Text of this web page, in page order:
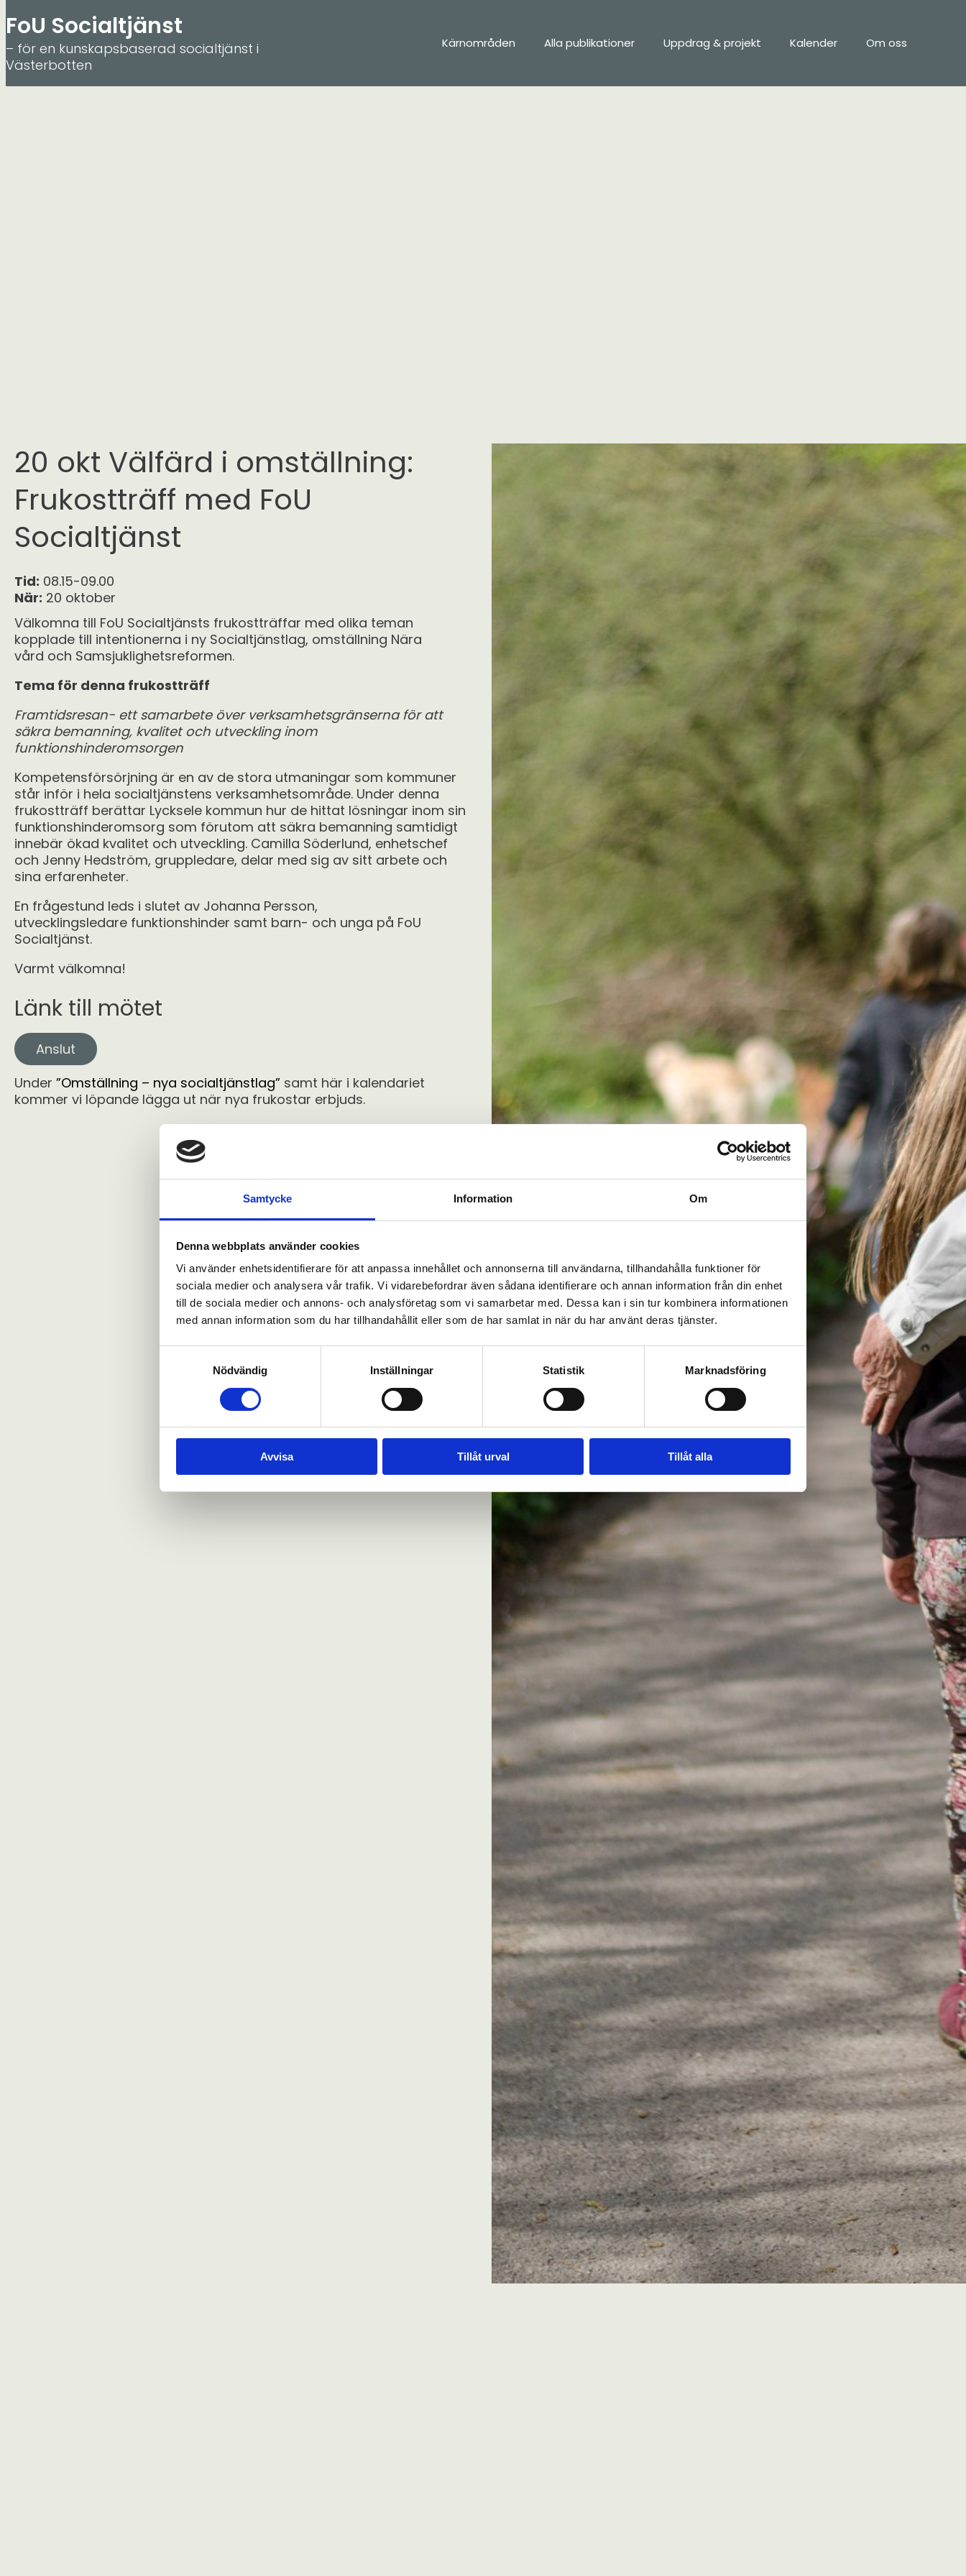
Samtycke Information Om
Denna webbplats använder cookies
Vi använder enhetsidentifierare för att anpassa innehållet och annonserna till användarna, tillhandahålla funktioner för
sociala medier och analysera vår trafik. Vi vidarebefordrar även sådana identifierare och annan information från din enhet
till de sociala medier och annons- och analysföretag som vi samarbetar med. Dessa kan i sin tur kombinera informationen
med annan information som du har tillhandahållit eller som de har samlat in när du har använt deras tjänster.
Nödvändig
Inställningar Statistik Marknadsföring
Avvisa Tillåt urval Tillåt alla
FoU Socialtjänst
– för en kunskapsbaserad socialtjänst i
Västerbotten
Kärnområden Alla publikationer Uppdrag & projekt Kalender Om oss
20 okt Välfärd i omställning:
Frukostträff med FoU
Socialtjänst
Tid: 08.15-09.00
När: 20 oktober
Välkomna till FoU Socialtjänsts frukostträffar med olika teman
kopplade till intentionerna i ny Socialtjänstlag, omställning Nära
vård och Samsjuklighetsreformen.
Tema för denna frukostträff
Framtidsresan- ett samarbete över verksamhetsgränserna för att
säkra bemanning, kvalitet och utveckling inom
funktionshinderomsorgen
Kompetensförsörjning är en av de stora utmaningar som kommuner
står inför i hela socialtjänstens verksamhetsområde. Under denna
frukostträff berättar Lycksele kommun hur de hittat lösningar inom sin
funktionshinderomsorg som förutom att säkra bemanning samtidigt
innebär ökad kvalitet och utveckling. Camilla Söderlund, enhetschef
och Jenny Hedström, gruppledare, delar med sig av sitt arbete och
sina erfarenheter.
En frågestund leds i slutet av Johanna Persson,
utvecklingsledare funktionshinder samt barn- och unga på FoU
Socialtjänst.
Varmt välkomna!
Länk till mötet
Anslut
Under ”Omställning – nya socialtjänstlag” samt här i kalendariet
kommer vi löpande lägga ut när nya frukostar erbjuds.